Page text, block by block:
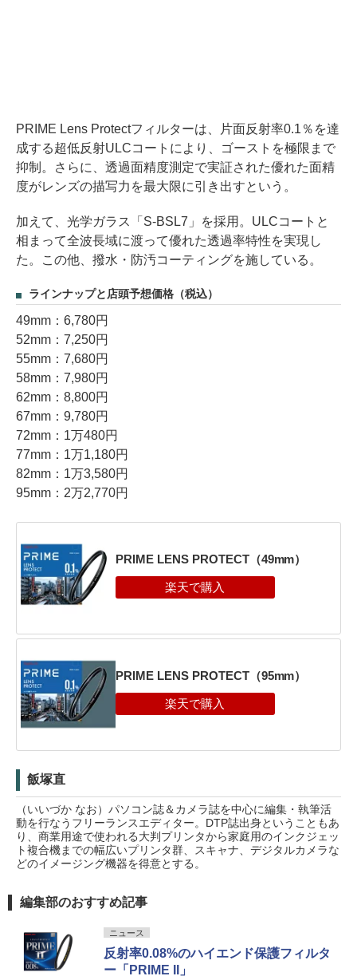
PRIME Lens Protectフィルターは、片面反射率0.1％を達
成する超低反射ULCコートにより、ゴーストを極限まで
抑制。さらに、透過面精度測定で実証された優れた面精
度がレンズの描写力を最大限に引き出すという。
加えて、光学ガラス「S-BSL7」を採用。ULCコートと
相まって全波長域に渡って優れた透過率特性を実現し
た。この他、撥水・防汚コーティングを施している。
ラインナップと店頭予想価格（税込）
49mm：6,780円
52mm：7,250円
55mm：7,680円
58mm：7,980円
62mm：8,800円
67mm：9,780円
72mm：1万480円
77mm：1万1,180円
82mm：1万3,580円
95mm：2万2,770円
PRIME LENS PROTECT（49mm）
PRIME LENS PROTECT（95mm）
飯塚直
（いいづか なお）パソコン誌＆カメラ誌を中心に編集・執筆活
動を行なうフリーランスエディター。DTP誌出身ということもあ
り、商業用途で使われる大判プリンタから家庭用のインクジェッ
ト複合機までの幅広いプリンタ群、スキャナ、デジタルカメラな
どのイメージング機器を得意とする。
編集部のおすすめ記事
ニュース
反射率0.08%のハイエンド保護フィルタ
ー「PRIME II」